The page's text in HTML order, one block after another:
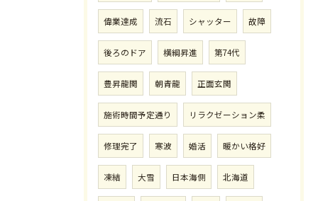
偉業達成 流石 シャッター 故障
後ろのドア 横綱昇進 第74代
豊昇龍関 朝青龍 正面玄関
施術時間予定通り リラクゼーション柔
修理完了 寒波 婚活 暖かい格好
凍結 大雪 日本海側 北海道